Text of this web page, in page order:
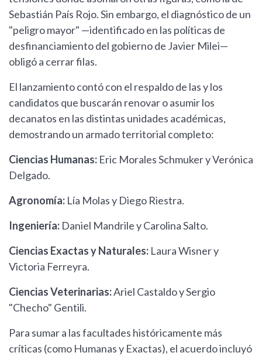
Sebastián País Rojo. Sin embargo, el diagnóstico de un
"peligro mayor" —identificado en las políticas de
desfinanciamiento del gobierno de Javier Milei—
obligó a cerrar filas.
El lanzamiento contó con el respaldo de las y los
candidatos que buscarán renovar o asumir los
decanatos en las distintas unidades académicas,
demostrando un armado territorial completo:
Ciencias Humanas: Eric Morales Schmuker y Verónica
Delgado.
Agronomía: Lía Molas y Diego Riestra.
Ingeniería: Daniel Mandrile y Carolina Salto.
Ciencias Exactas y Naturales: Laura Wisner y
Victoria Ferreyra.
Ciencias Veterinarias:Ariel Castaldo y Sergio
"Checho" Gentili.
Para sumar a las facultades históricamente más
críticas (como Humanas y Exactas), el acuerdo incluyó